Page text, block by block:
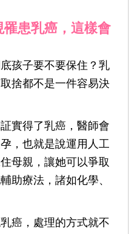
患乳癌，這樣會
孩子要不要保住？乳
捨都不是一件容易決
實得了乳癌，醫師會
，也就是說運用人工
母親，讓她可以爭取
助療法，諸如化學、
癌，處理的方式就不